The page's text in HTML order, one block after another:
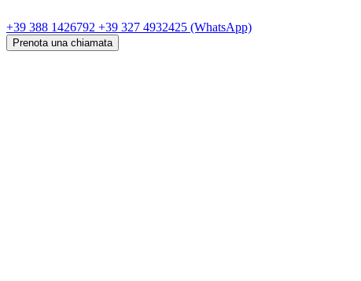
+39 388 1426792 +39 327 4932425 (WhatsApp)
Prenota una chiamata